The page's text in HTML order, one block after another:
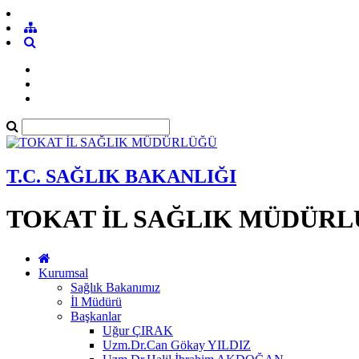
T.C. SAĞLIK BAKANLIĞI
TOKAT İL SAĞLIK
Kurumsal
Sağlık Bakanımız
İl Müdürü
Başkanlar
Uğur ÇIRAK
Uzm.Dr.Can Gökay YILDIZ